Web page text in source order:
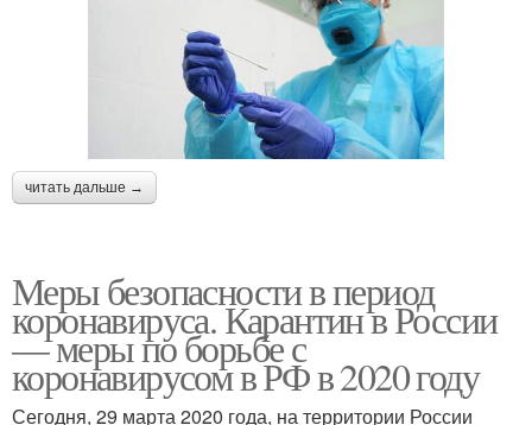
читать дальше →
Меры безопасности в период
коронавируса. Карантин в России
— меры по борьбе с
коронавирусом в РФ в 2020 году
Сегодня, 29 марта 2020 года, на территории России